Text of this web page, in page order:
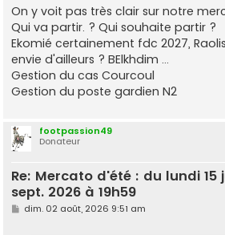
s
s
a
g
e
On y voit pas très clair sur notre
Qui va partir. ? Qui souhaite partir ?
Ekomié certainement fdc 2027,
envie d'ailleurs ? BElkhdim ...
Gestion du cas Courcoul
Gestion du poste gardien N2
footpassion49
Donateur
Re: Mercato d'été : du lundi 15
sept. 2026 à 19h59
M
dim. 02 août, 2026 9:51 am